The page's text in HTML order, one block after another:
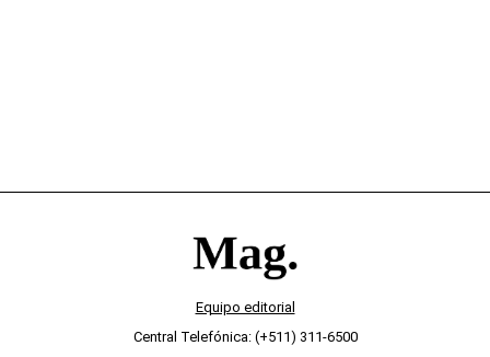
Equipo editorial
Central Telefónica: (+511) 311-6500